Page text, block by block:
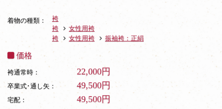
着物の種類：
袴
袴
女性用袴
袴
女性用袴 振袖袴：正絹
価格
袴通常時： 22,000円
卒業式･通し矢： 49,500円
宅配： 49,500円